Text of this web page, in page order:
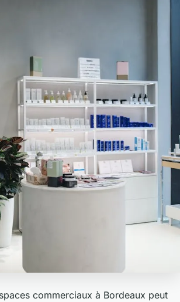
commerciaux à Bordeaux peut